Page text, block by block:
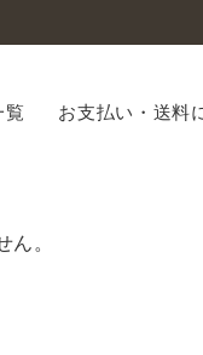
覧 お支払い・送料
ん。